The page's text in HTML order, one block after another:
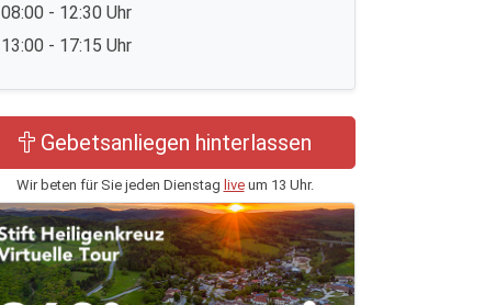
08:00 - 12:30 Uhr
13:00 - 17:15 Uhr
Gebetsanliegen hinterlassen
Wir beten für Sie jeden Dienstag liveum 13 Uhr.